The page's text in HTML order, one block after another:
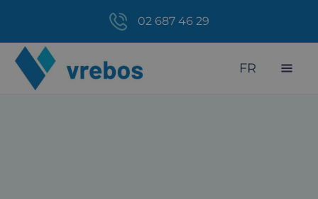
02 687 46 29
FR